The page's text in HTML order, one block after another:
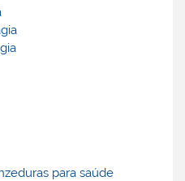
para saúde